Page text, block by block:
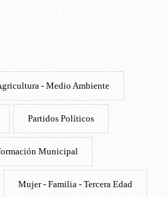
- Medio Ambiente
Partidos Políticos
Municipal
Mujer - Familia - Tercera Edad